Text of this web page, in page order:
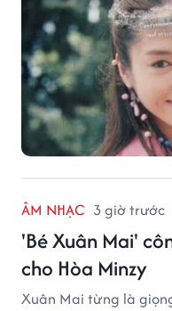
ÂM NHẠC 3 giờ trước
'Bé Xuân Mai'
cho Hòa Minzy
Xuân Mai từng là